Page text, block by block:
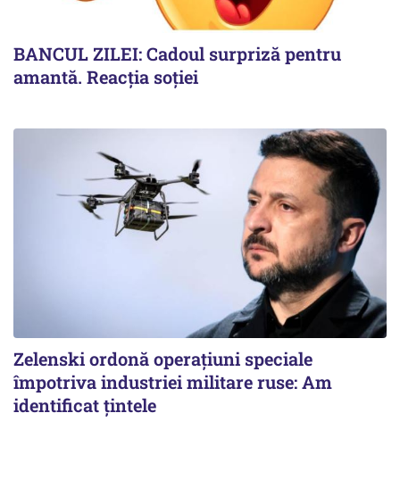
BANCUL ZILEI: Cadoul surpriză pentru
amantă. Reacția soției
Zelenski ordonă operațiuni speciale
împotriva industriei militare ruse: Am
identificat țintele